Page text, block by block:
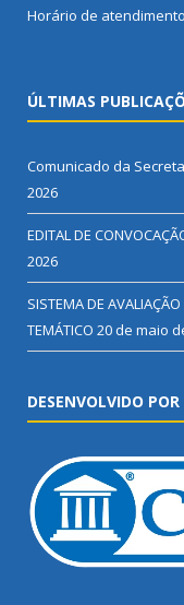
Horário de
ÚLTIMAS
Comunicado da
2026
EDITAL DE
2026
SISTEMA DE
TEMÁTICO 20 de maio
DESENVOLVIDO POR